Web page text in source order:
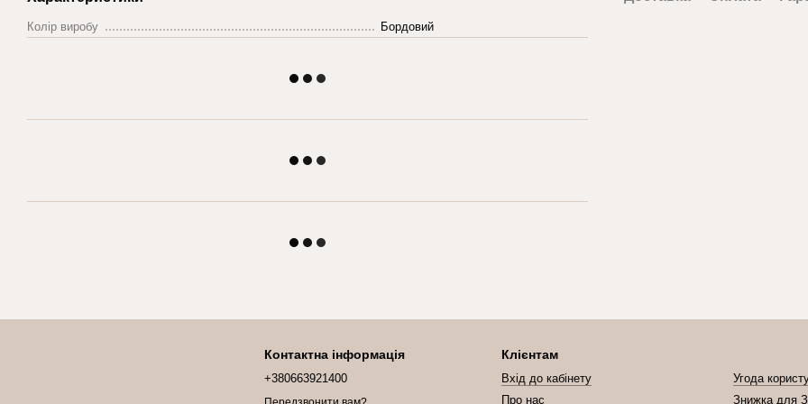
Колір виробу Бордовий
Контактна інформація
+380663921400
Клієнтам
Вхід до кабінету
Про нас
Угода
Знижка для